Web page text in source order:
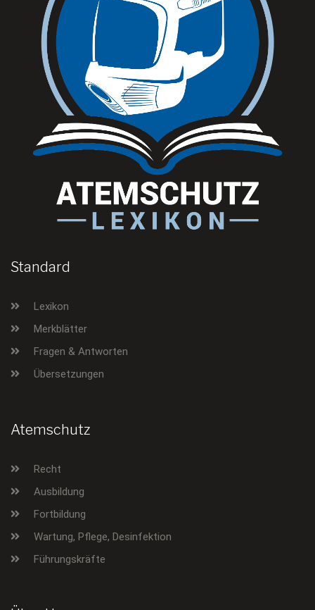
Standard
Lexikon
Merkblätter
Fragen & Antworten
Übersetzungen
Atemschutz
Recht
Ausbildung
Fortbildung
Wartung, Pflege, Desinfektion
Führungskräfte